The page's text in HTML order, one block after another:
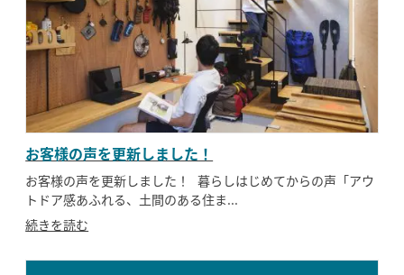
お客様の声を更新しました！
お客様の声を更新しました！ 暮らしはじめてからの声「アウ
トドア感あふれる、土間のある住ま...
続きを読む